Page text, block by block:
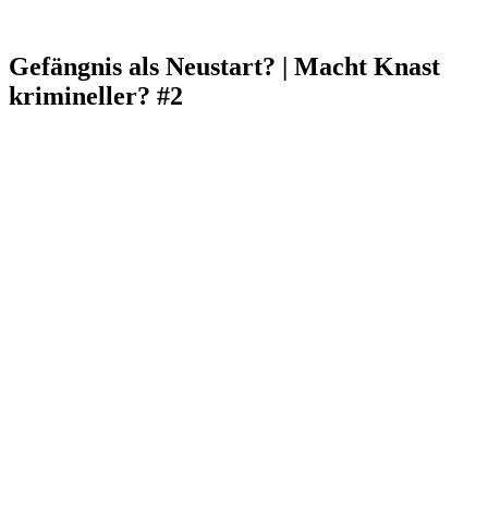
Gefängnis als Neustart? | Macht Knast
krimineller? #2